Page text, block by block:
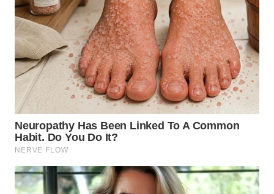
WN
SIMALUNGUN
WN
LABUHANBATU
WN
TENGAH
WN DELI
SERDANG